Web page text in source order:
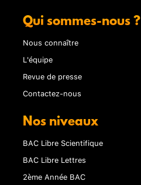
Qui sommes-nous ?
Nous connaître
L'équipe
Revue de presse
Contactez-nous
Nos niveaux
BAC Libre Scientifique
BAC Libre Lettres
2ème Année BAC